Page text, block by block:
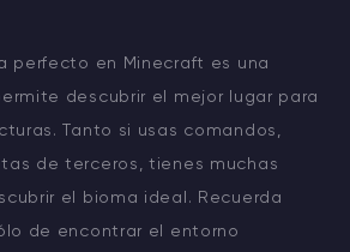
perfecto en Minecraft es una
descubrir el mejor lugar para
Tanto si usas comandos,
de terceros, tienes muchas
el bioma ideal. Recuerda
de encontrar el entorno